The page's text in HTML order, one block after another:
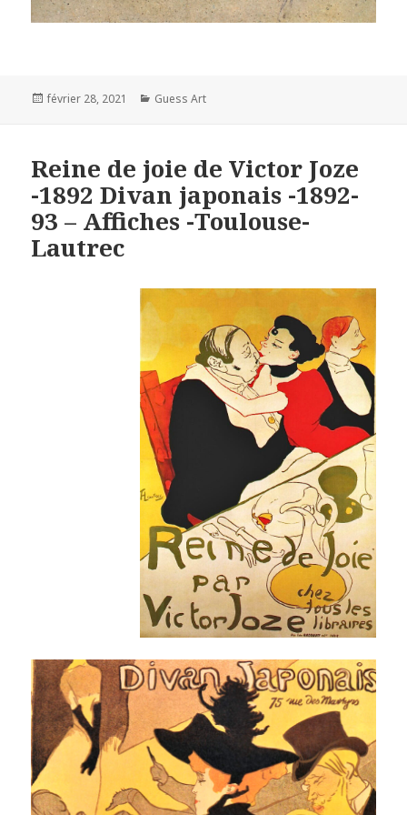
Posted
février 28, 2021 Categories
Guess Art
Reine de joie de Victor Joze
-1892 Divan japonais -1892-
93 – Affiches -Toulouse-
Lautrec